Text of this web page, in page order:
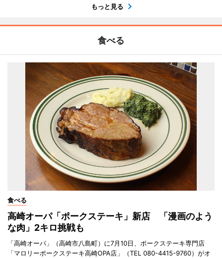
もっと見る
食べる
食べる
高崎オーパ「ポークステーキ」新店 「漫画のよう
な肉」2キロ挑戦も
「高崎オーパ」（高崎市八島町）に7月10日、ポークステーキ専門店
「マロリーポークステーキ高崎OPA店」（TEL 080-4415-9760）がオ